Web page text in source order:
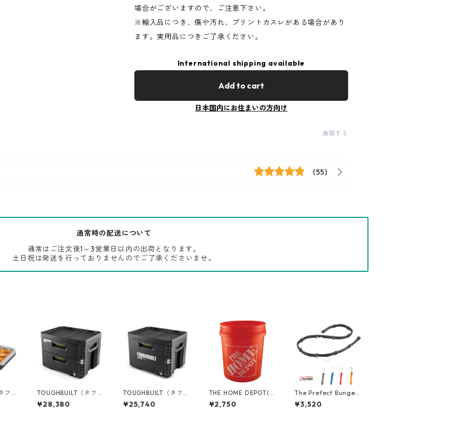
場合がございますので、ご注意下さい。
※輸入品につき、傷や汚れ、プリントカスレがある場合があり
ます。実用品につきご了承ください。
International shipping available
Add to cart
日本国内にお住まいの方向け
通報する
(55)
通常時の配送について
通常はご注文後1～3営業日以内の出荷となります。
土日祝は発送を行っておりませんのでご了承くださいませ。
フビ
TOUGHBUILT（タフビ
ルト）STACK TECH(ス
タックテック) 2ドロワ
¥28,380
TOUGHBUILT（タフビ
ルト）STACK TECH(ス
タックテック) 1ドロワ
¥25,740
THE HOME DEPOT(ホ
ームデポ) 5ガロンバケ
ツ 05GLHD2
¥2,750
The Prefect Bungee
(パーフェクトバンジ
ー) アジャスタブル バ
¥3,520